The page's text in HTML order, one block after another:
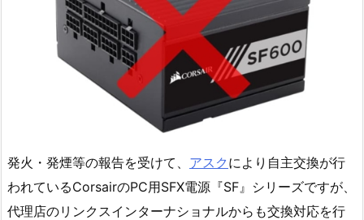
発火・発煙等の報告を受けて、 アスク により自主交換が行
われているCorsairのPC用SFX電源『SF』シリーズですが、
代理店のリンクスインターナショナルからも交換対応を行